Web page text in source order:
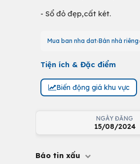
- Sổ đỏ đẹp,cất két.
Mua ban nha dat Bán nhà riêng
Tiện ích & Đặc điểm
Biến động giá khu vực
NGÀY ĐĂNG
15/08/2024
Báo tin xấu